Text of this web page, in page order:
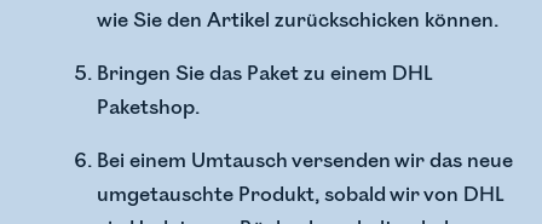
wie Sie den Artikel zurückschicken können.
Bringen Sie das Paket zu einem DHL
Paketshop.
Bei einem Umtausch versenden wir das neue
umgetauschte Produkt, sobald wir von DHL